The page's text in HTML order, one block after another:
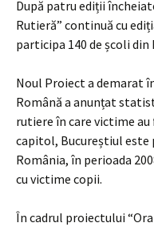
După patru ediții
Rutieră” continuă cu
participa 140 de școli din
Noul Proiect a demarat
Română a anunțat
rutiere în care victime
capitol, Bucureștiul
România, în perioada
cu victime copii.
În cadrul proiectului